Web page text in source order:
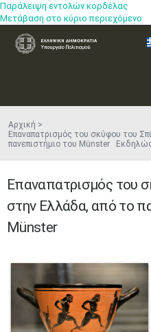
Παράλειψη εντολών κορδέλας
Μετάβαση στο κύριο περιεχόμενο
Αρχική
Επαναπατρισμός του σκύφου του
πανεπιστήμιο του Münster
Επαναπατρισμός του
στην Ελλάδα, από το
Münster